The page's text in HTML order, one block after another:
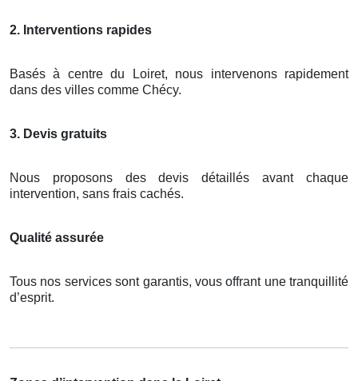
2. Interventions rapides
Basés à centre du Loiret, nous intervenons rapidement
dans des villes comme Chécy.
3. Devis gratuits
Nous proposons des devis détaillés avant chaque
intervention, sans frais cachés.
Qualité assurée
Tous nos services sont garantis, vous offrant une tranquillité
d’esprit.